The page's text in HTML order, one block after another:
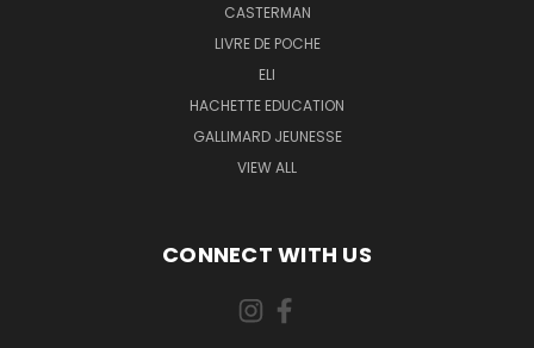
CASTERMAN
LIVRE DE POCHE
ELI
HACHETTE EDUCATION
GALLIMARD JEUNESSE
VIEW ALL
CONNECT WITH US